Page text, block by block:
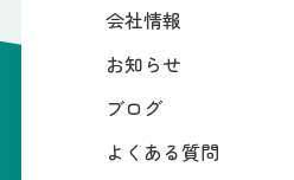
会社情報
お知らせ
ブログ
よくある質問